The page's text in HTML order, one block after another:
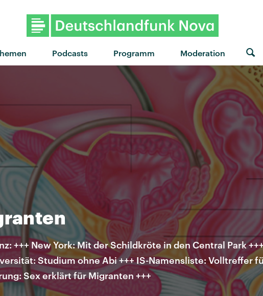
Podcasts Programm Moderation
+++ New York: Mit der Schildkröte in den Central Park
Studium ohne Abi +++ IS-Namensliste: Volltreffer
Sex erklärt für Migranten +++